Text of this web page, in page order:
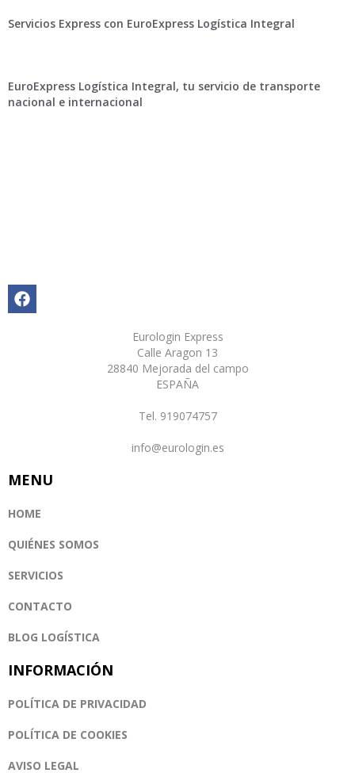
Servicios Express con EuroExpress Logística Integral
EuroExpress Logística Integral, tu servicio de transporte
nacional e internacional
Eurologin Express
Calle Aragon 13
28840 Mejorada del campo
ESPAÑA
Tel. 919074757
info@eurologin.es
MENU
HOME
QUIÉNES SOMOS
SERVICIOS
CONTACTO
BLOG LOGÍSTICA
INFORMACIÓN
POLÍTICA DE PRIVACIDAD
POLÍTICA DE COOKIES
AVISO LEGAL